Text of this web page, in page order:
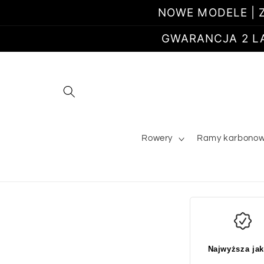
NOWE MODELE
GWARANCJA 2
Rowery Ramy
Najwyższa